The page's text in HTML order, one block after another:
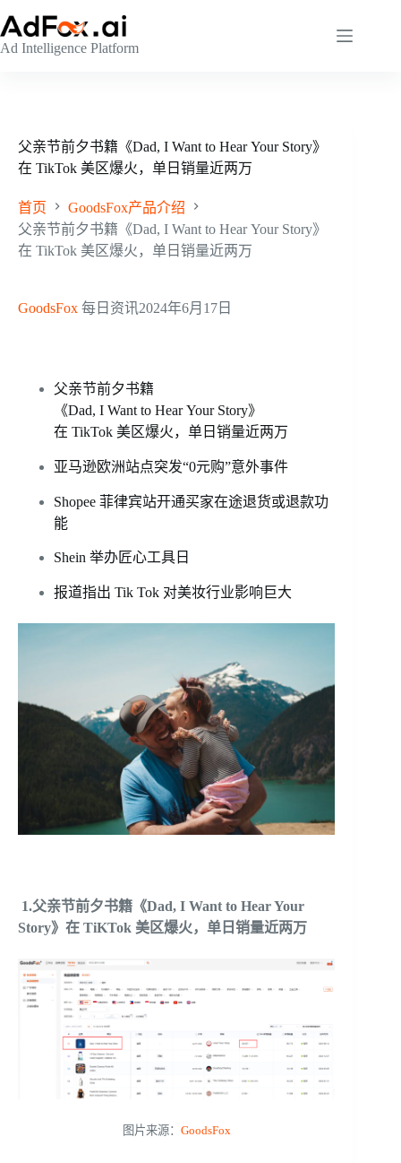
至
内
Ad Intelligence Platform
父亲节前夕书籍《Dad, I Want to Hear Your Story》
在 TikTok 美区爆火，单日销量近两万
首页
GoodsFox产品介绍
父亲节前夕书籍《Dad, I Want to Hear Your Story》
在 TikTok 美区爆火，单日销量近两万
GoodsFox 每日资讯2024年6月17日
父亲节前夕书籍
《Dad, I Want to Hear Your Story》
在 TikTok 美区爆火，单日销量近两万
亚马逊欧洲站点突发“0元购”意外事件
Shopee 菲律宾站开通买家在途退货或退款功
能
Shein 举办匠心工具日
报道指出 Tik Tok 对美妆行业影响巨大
1.父亲节前夕书籍《Dad, I Want to Hear Your
Story》在 TiKTok 美区爆火，单日销量近两万
图片来源： GoodsFox